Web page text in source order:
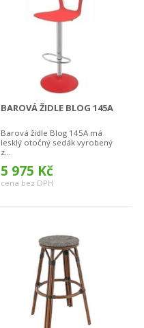
BAROVÁ ŽIDLE BLOG 145A
Barová židle Blog 145A má
lesklý otočný sedák vyrobený
z...
5 975 Kč
cena bez DPH